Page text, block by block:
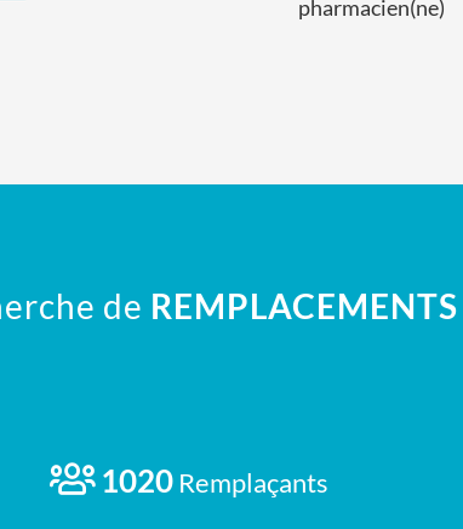
pharmacien(ne)
de REMPLACEMENTS
1020 Remplaçants